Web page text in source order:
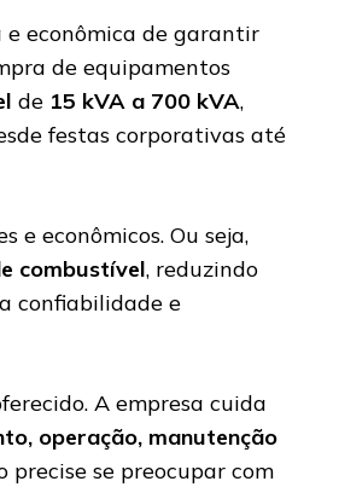
econômica de garantir
de equipamentos
de 15 kVA a 700 kVA,
festas corporativas até
e econômicos. Ou seja,
combustível, reduzindo
confiabilidade e
A empresa cuida
operação, manutenção
se preocupar com